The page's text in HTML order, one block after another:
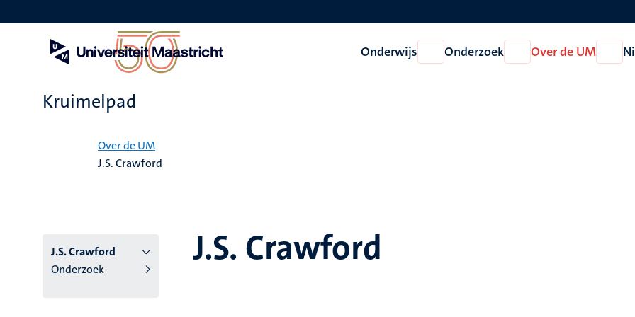
en
Onderwijs
Open
Onderwijs
Onderzoek
Open
Onderzoek
Over de UM
Open
Over
Kruimelpad
Over de UM
J.S. Crawford
J.S. Crawford
Onderzoek
J.S. Crawford